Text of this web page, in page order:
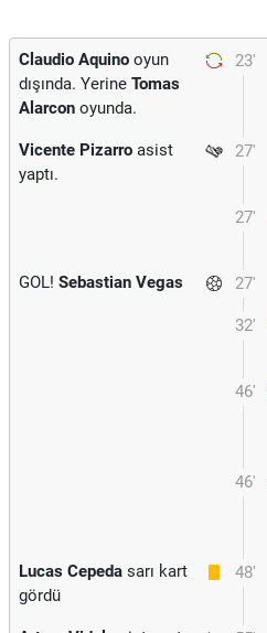
23'
Claudio Aquino oyun
dışında. Yerine Tomas
Alarcon oyunda.
27'
Vicente Pizarro asist
yaptı.
27'
27'
GOL! Sebastian Vegas
32'
46'
46'
48'
Lucas Cepeda sarı kart
gördü